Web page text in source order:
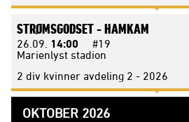
STRØMSGODSET -HAMKAM
26.09. 14:00
#19
Marienlyst stadion
2 div kvinner avdeling 2 - 2026
OKTOBER 2026